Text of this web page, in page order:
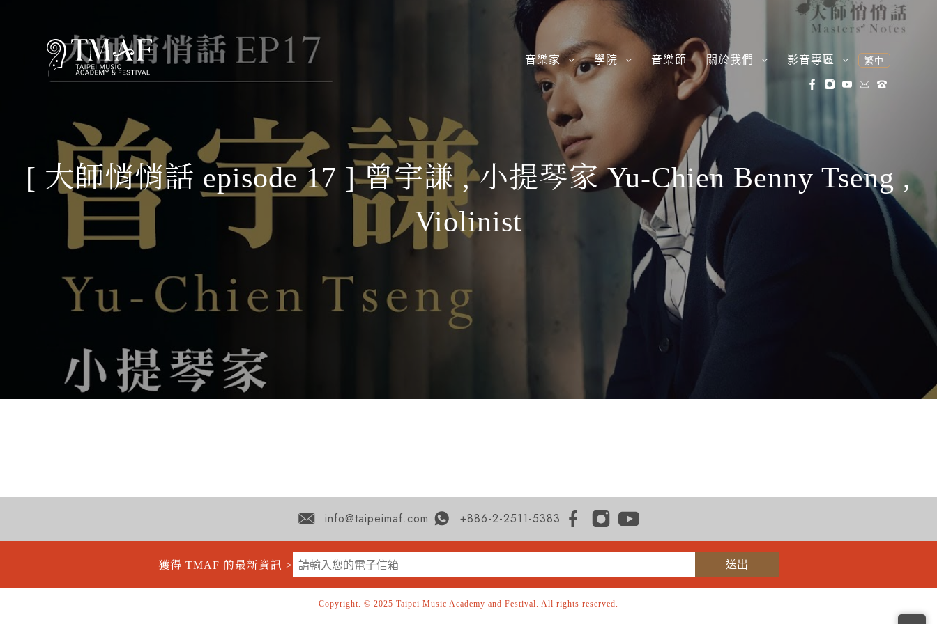
音樂家 學院 音樂節 關於我們 影音專區 繁中
[ 大師悄悄話 episode 17 ] 曾宇謙 , 小提琴家 Yu-Chien Benny Tseng ,
Violinist
info@taipeimaf.com +886-2-2511-5383
獲得 TMAF 的最新資訊 >
Copyright. © 2025 Taipei Music Academy and Festival. All rights reserved.